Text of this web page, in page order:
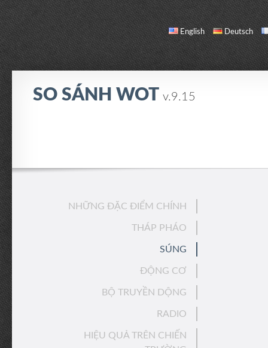
English Deutsch
SO SÁNH WOT v.9.15
NHỮNG ĐẶC ĐIỂM CHÍNH
THÁP PHÁO
SÚNG
ĐỘNG CƠ
BỘ TRUYỀN DỘNG
RADIO
HIỆU QUẢ TRÊN CHIẾN